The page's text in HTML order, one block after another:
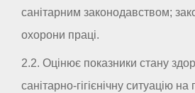
санітарним законодавством;
охорони праці.
2.2. Оцінює показники стану
санітарно-гігієнічну ситуацію на